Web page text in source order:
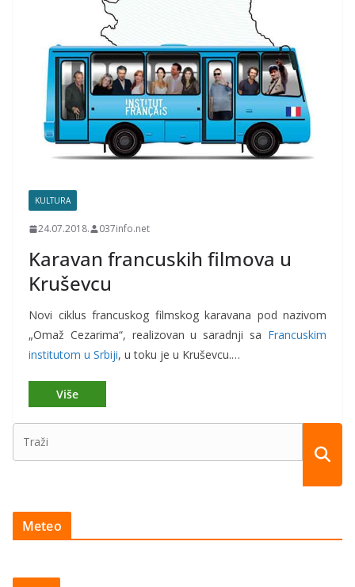
KULTURA
24.07.2018. 037info.net
Karavan francuskih filmova u
Kruševcu
Novi ciklus francuskog filmskog karavana pod nazivom
„Omaž Cezarima“, realizovan u saradnji sa Francuskim
institutom u Srbiji, u toku je u Kruševcu.…
Meteo